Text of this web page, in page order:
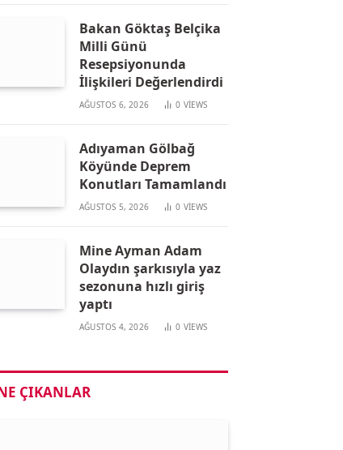
Bakan Göktaş Belçika
Milli Günü
Resepsiyonunda
İlişkileri Değerlendirdi
AĞUSTOS 6, 2026 0 VIEWS
Adıyaman Gölbağ
Köyünde Deprem
Konutları Tamamlandı
AĞUSTOS 5, 2026 0 VIEWS
Mine Ayman Adam
Olaydın şarkısıyla yaz
sezonuna hızlı giriş
yaptı
AĞUSTOS 4, 2026 0 VIEWS
ÇIKANLAR